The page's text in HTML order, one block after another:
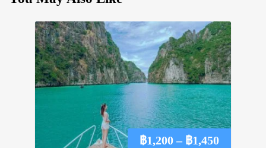
฿1,200 – ฿1,450Price